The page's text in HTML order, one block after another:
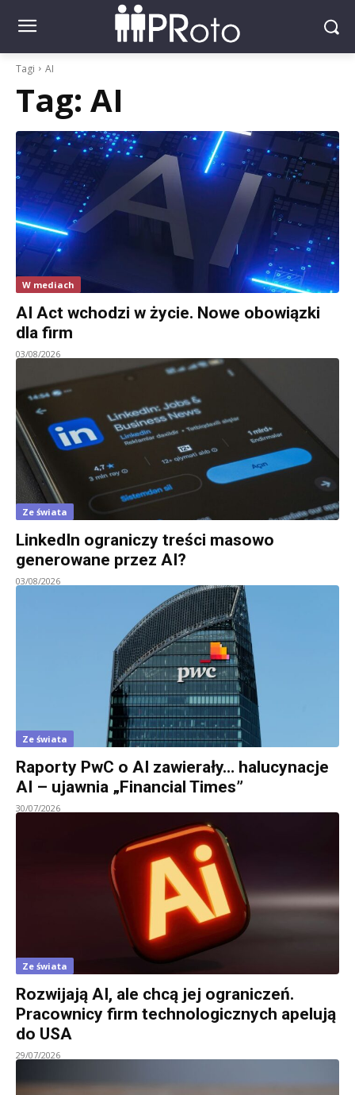
Tagi AI
Tag: AI
W mediach
AI Act wchodzi w życie. Nowe obowiązki
dla firm
03/08/2026
Ze świata
LinkedIn ograniczy treści masowo
generowane przez AI?
03/08/2026
Ze świata
Raporty PwC o AI zawierały… halucynacje
AI – ujawnia „Financial Times”
30/07/2026
Ze świata
Rozwijają AI, ale chcą jej ograniczeń.
Pracownicy firm technologicznych apelują
do USA
29/07/2026